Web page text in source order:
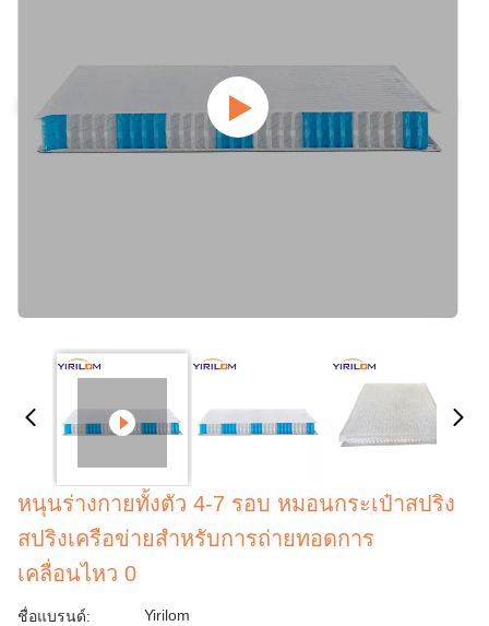
หนุนร่างกายทั้งตัว 4-7 รอบ หมอนกระเป๋าสปริง
สปริงเครือข่ายสําหรับการถ่ายทอดการ
เคลื่อนไหว 0
ชื่อแบรนด์: Yirilom